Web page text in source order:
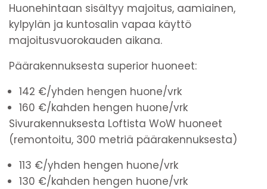
Huonehintaan sisältyy majoitus, aamiainen,
kylpylän ja kuntosalin vapaa käyttö
majoitusvuorokauden aikana.
Päärakennuksesta superior huoneet:
142 €/yhden hengen huone/vrk
160 €/kahden hengen huone/vrk
Sivurakennuksesta Loftista WoW huoneet
(remontoitu, 300 metriä päärakennuksesta)
113 €/yhden hengen huone/vrk
130 €/kahden hengen huone/vrk